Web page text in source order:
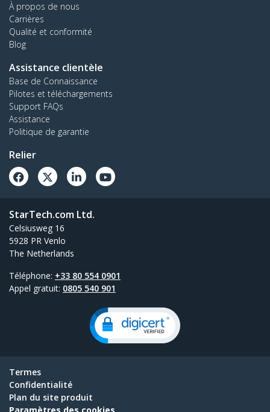
À propos de nous
Carrières
Qualité et conformité
Blog
Assistance clientèle
Base de Connaissance
Pilotes et téléchargements
Support FAQs
Assistance
Politique de garantie
Relier
StarTech.com Ltd.
Celsiusweg 16
5928 PR Venlo
The Netherlands
Téléphone: +33 80 554 0901
Appel gratuit: 0805 540 901
Termes
Confidentialité
Plan du site produit